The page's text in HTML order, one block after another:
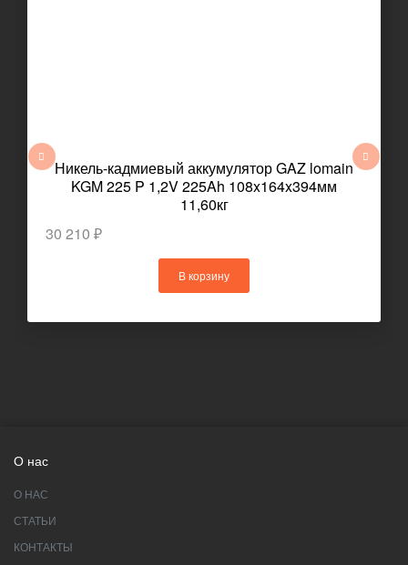
Никель-кадмиевый аккумулятор GAZ lomain
KGM 225 P 1,2V 225Ah 108x164x394мм
11,60кг
30 210 ₽
В корзину
О нас
О НАС
СТАТЬИ
КОНТАКТЫ